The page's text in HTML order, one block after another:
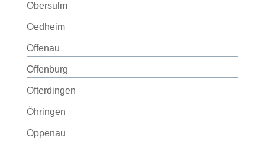
Obersulm
Oedheim
Offenau
Offenburg
Ofterdingen
Öhringen
Oppenau